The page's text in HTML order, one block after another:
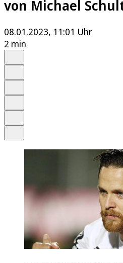
von Michael
08.01.2023, 11:01 Uhr
2 min